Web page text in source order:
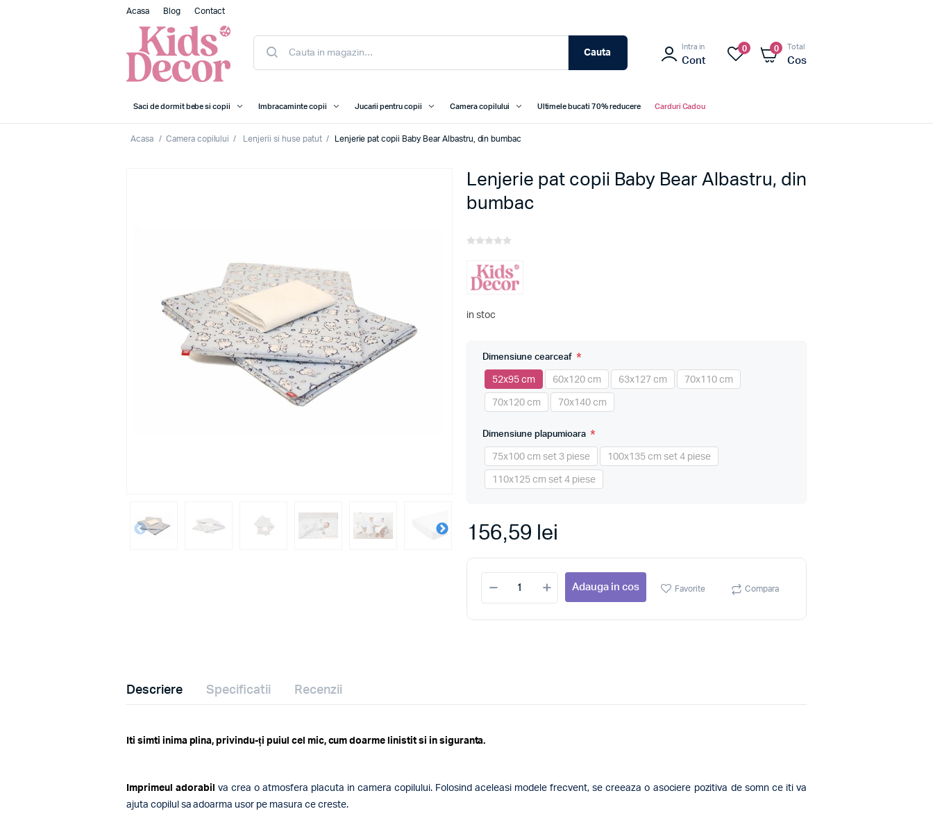
Acasa Blog Contact
Cauta
Intra in
Cont
0 Total
Cos
0
Saci de dormit bebe si copii Imbracaminte copii Jucarii pentru copii Camera copilului Ultimele bucati 70% reducere Carduri Cadou
Acasa / Camera copilului / Lenjerii si huse patut / Lenjerie pat copii Baby Bear Albastru, din bumbac
Lenjerie pat copii Baby Bear Albastru, din
bumbac
in stoc
Dimensiune cearceaf *
52x95 cm 60x120 cm 63x127 cm 70x110 cm
70x120 cm 70x140 cm
Dimensiune plapumioara *
75x100 cm set 3 piese 100x135 cm set 4 piese
110x125 cm set 4 piese
156,59 lei
Adauga in cos Favorite Compara
Descriere Specificatii Recenzii
Iti simti inima plina, privindu-ți puiul cel mic, cum doarme linistit si in siguranta.
Imprimeul adorabil va crea o atmosfera placuta in camera copilului. Folosind aceleasi modele frecvent, se creeaza o asociere pozitiva de somn ce iti va
ajuta copilul sa adoarma usor pe masura ce creste.